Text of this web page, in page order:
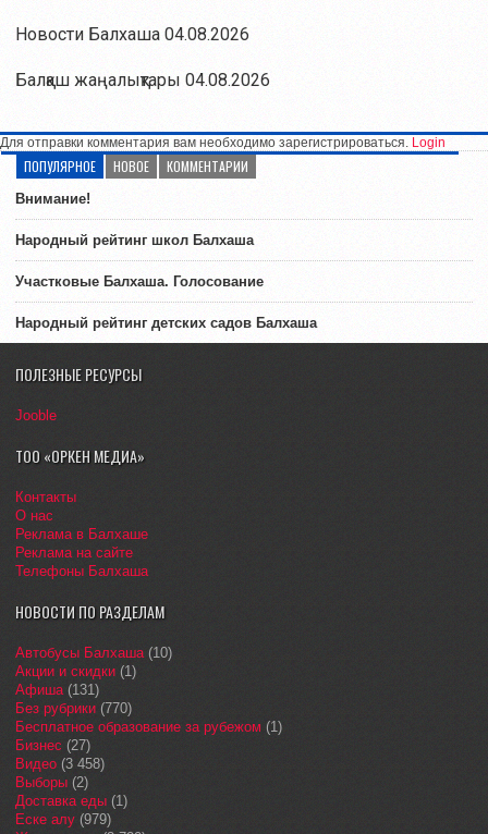
Новости Балхаша 04.08.2026
Балқаш жаңалықтары 04.08.2026
Для отправки комментария вам необходимо зарегистрироваться. Login
ПОПУЛЯРНОЕ НОВОЕ КОММЕНТАРИИ
Внимание!
Народный рейтинг школ Балхаша
Участковые Балхаша. Голосование
Народный рейтинг детских садов Балхаша
ПОЛЕЗНЫЕ РЕСУРСЫ
Jooble
ТОО «ОРКЕН МЕДИА»
Контакты
О нас
Реклама в Балхаше
Реклама на сайте
Телефоны Балхаша
НОВОСТИ ПО РАЗДЕЛАМ
Автобусы Балхаша(10)
Акции и скидки (1)
Афиша(131)
Без рубрики (770)
Бесплатное образование за рубежом (1)
Бизнес (27)
Видео (3 458)
Выборы (2)
Доставка еды (1)
Еске алу (979)